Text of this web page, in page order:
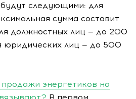
следующими: для
сумма составит
должностных лиц — до 200
юридических лиц — до 500
продажи энергетиков на